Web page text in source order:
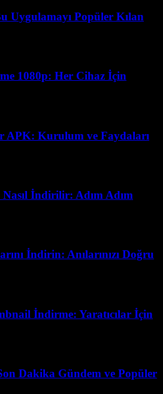
Uygulamayı Popüler Kılan
1080p: Her Cihaz İçin
APK: Kurulum ve Faydaları
İndirilir: Adım Adım
İndirin: Anılarınızı Doğru
İndirme: Yaratıcılar İçin
Dakika Gündem ve Popüler